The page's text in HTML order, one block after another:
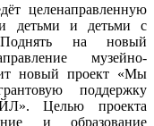
целенаправленную
детьми и детьми с
Поднять на новый
музейно-
новый проект «Мы
поддержку
Целью проекта
и образование